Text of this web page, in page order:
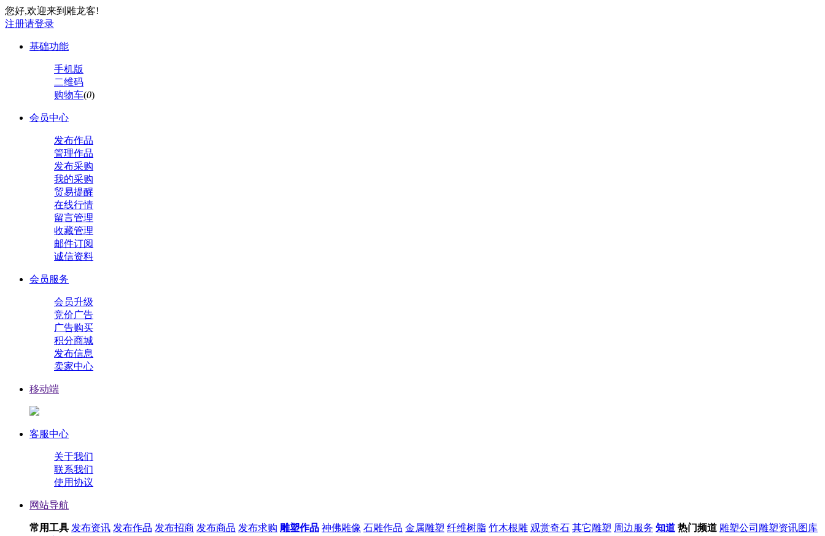
您好,欢迎来到雕龙客!
注册请登录
基础功能
手机版
二维码
购物车(0)
会员中心
发布作品
管理作品
发布采购
我的采购
贸易提醒
在线行情
留言管理
收藏管理
邮件订阅
诚信资料
会员服务
会员升级
竞价广告
广告购买
积分商城
发布信息
卖家中心
移动端
客服中心
关于我们
联系我们
使用协议
网站导航
常用工具 发布资讯 发布作品 发布招商 发布商品 发布求购 雕塑作品 神佛雕像 石雕作品 金属雕塑 纤维树脂 竹木根雕 观赏奇石 其它雕塑 周边服务 知道 热门频道 雕塑公司 雕塑资讯图库